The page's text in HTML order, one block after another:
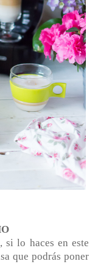
si lo haces en este
que podrás poner